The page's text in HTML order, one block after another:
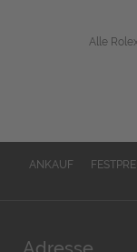
Alle
ANKAUF